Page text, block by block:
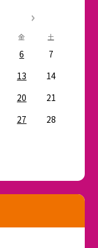
金 土
6
7
13
14
20
21
27
28